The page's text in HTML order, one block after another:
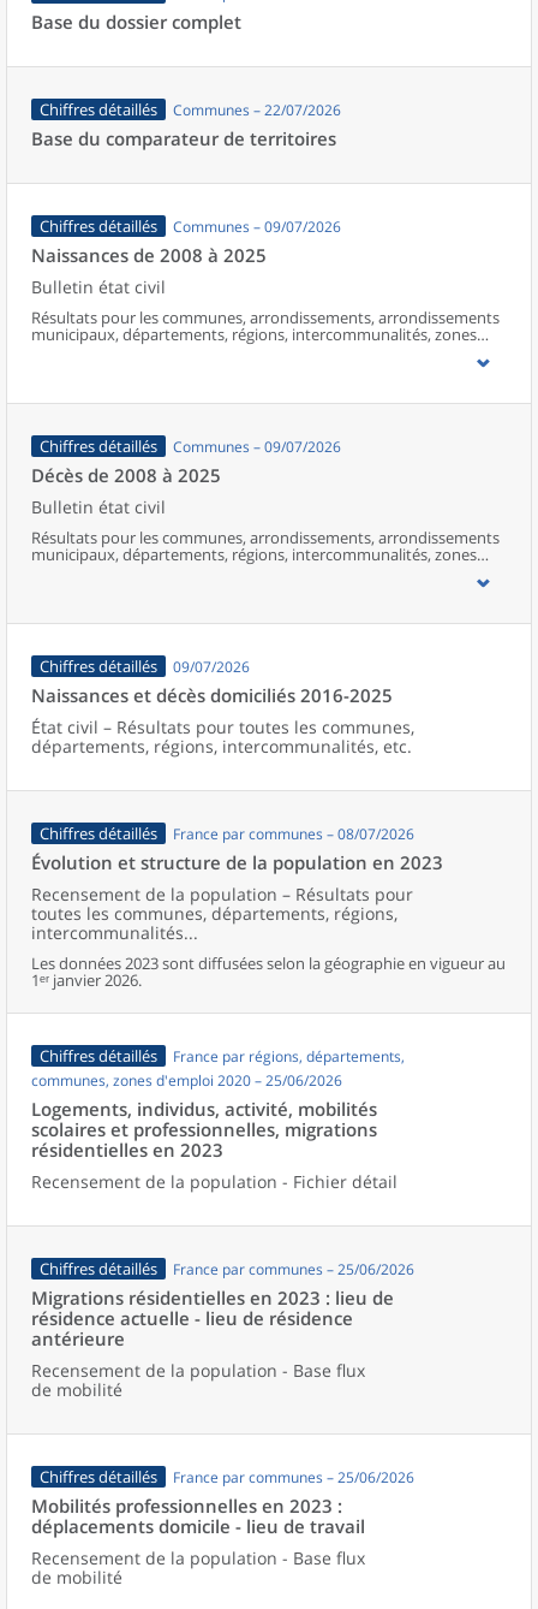
Base du dossier complet
Chiffres détaillés Communes – 22/07/2026
Base du comparateur de territoires
Chiffres détaillés Communes – 09/07/2026
Naissances de 2008 à 2025
Bulletin état civil
Résultats pour les communes, arrondissements, arrondissements
municipaux, départements, régions, intercommunalités, zones
d’emploi, bassins de vie, unités urbaines et aires d’attraction des
Chiffres détaillés Communes – 09/07/2026
Décès de 2008 à 2025
Bulletin état civil
Résultats pour les communes, arrondissements, arrondissements
municipaux, départements, régions, intercommunalités, zones
d’emploi, bassins de vie, unités urbaines et aires d’attraction des
Chiffres détaillés 09/07/2026
Naissances et décès domiciliés 2016-2025
État civil – Résultats pour toutes les communes,
départements, régions, intercommunalités, etc.
Chiffres détaillés France par communes – 08/07/2026
Évolution et structure de la population en 2023
Recensement de la population – Résultats pour
toutes les communes, départements, régions,
intercommunalités...
Les données 2023 sont diffusées selon la géographie en vigueur au
1ᵉʳ janvier 2026.
Chiffres détaillés
France par régions, départements,
communes, zones d'emploi 2020 – 25/06/2026
Logements, individus, activité, mobilités
scolaires et professionnelles, migrations
résidentielles en 2023
Recensement de la population - Fichier détail
Chiffres détaillés France par communes – 25/06/2026
Migrations résidentielles en 2023 : lieu de
résidence actuelle - lieu de résidence
antérieure
Recensement de la population - Base flux
de mobilité
Chiffres détaillés France par communes – 25/06/2026
Mobilités professionnelles en 2023 :
déplacements domicile - lieu de travail
Recensement de la population - Base flux
de mobilité